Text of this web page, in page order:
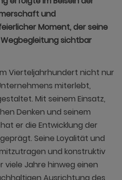
und
Moment, der seine
sichtbar
Vierteljahrhundert nicht nur
miterlebt,
Mit seinem Einsatz,
Denken und seinem
er die Entwicklung der
geprägt. Seine Loyalität und
und konstruktiv
viele Jahre hinweg einen